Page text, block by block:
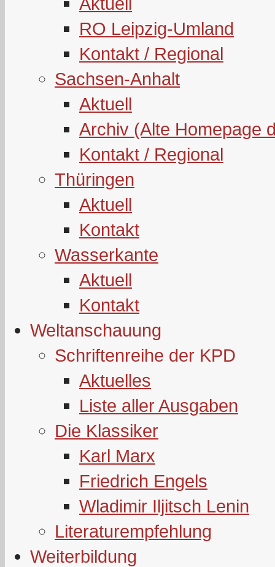
RO Leipzig-Umland
Kontakt / Regional
Sachsen-Anhalt
Aktuell
Archiv (Alte Homepage
Kontakt / Regional
Thüringen
Aktuell
Kontakt
Wasserkante
Aktuell
Kontakt
Weltanschauung
Schriftenreihe der KPD
Aktuelles
Liste aller Ausgaben
Die Klassiker
Karl Marx
Friedrich Engels
Wladimir Iljitsch Lenin
Literaturempfehlung
Weiterbildung